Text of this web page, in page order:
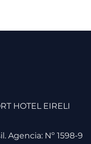
HOTEL EIRELI
Agencia: Nº 1598-9